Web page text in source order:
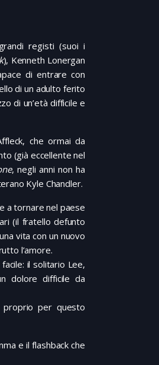
registi (suoi i
), Kenneth Lonergan
di entrare con
di un adulto ferito
di un’età difficile e
che ormai da
(già eccellente nel
, negli anni non ha
Kyle Chandler.
a tornare nel paese
(il fratello defunto
vita con un nuovo
l’amore.
il solitario Lee,
dolore difficile da
proprio per questo
e il flashback che